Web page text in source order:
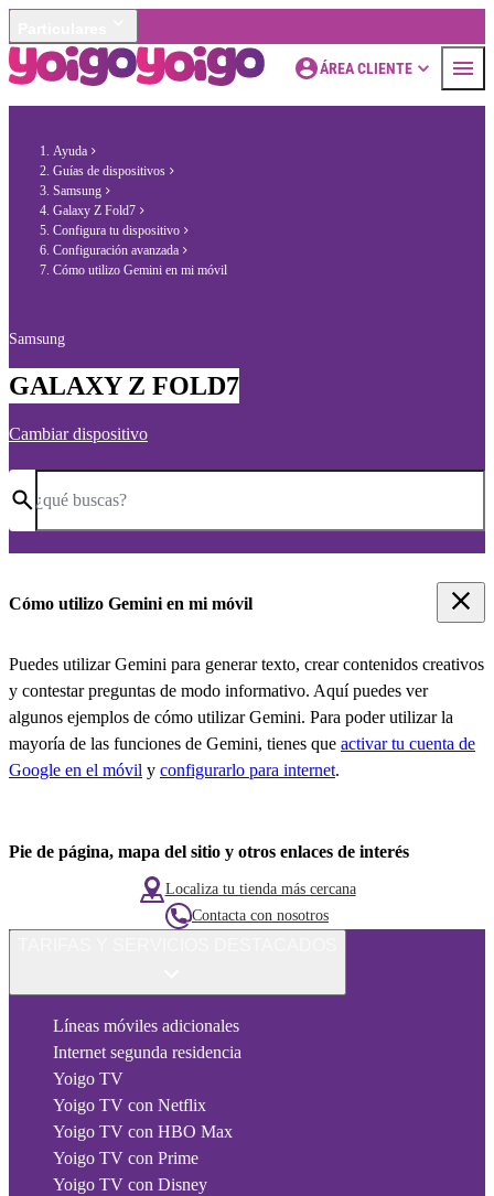
ÁREA CLIENTE
Ayuda
Guías de dispositivos
Samsung
Galaxy Z Fold7
Configura tu dispositivo
Configuración avanzada
Cómo utilizo Gemini en mi móvil
Samsung
GALAXY Z FOLD7
Cambiar dispositivo
¿qué buscas?
Cómo utilizo Gemini en mi móvil
Puedes utilizar Gemini para generar texto, crear contenidos creativos
y contestar preguntas de modo informativo. Aquí puedes ver
algunos ejemplos de cómo utilizar Gemini. Para poder utilizar la
mayoría de las funciones de Gemini, tienes que activar tu cuenta de
Google en el móvil y configurarlo para internet.
Pie de página, mapa del sitio y otros enlaces de interés
Localiza tu tienda más cercana
Contacta con nosotros
Líneas móviles adicionales
Internet segunda residencia
Yoigo TV
Yoigo TV con Netflix
Yoigo TV con HBO Max
Yoigo TV con Prime
Yoigo TV con Disney